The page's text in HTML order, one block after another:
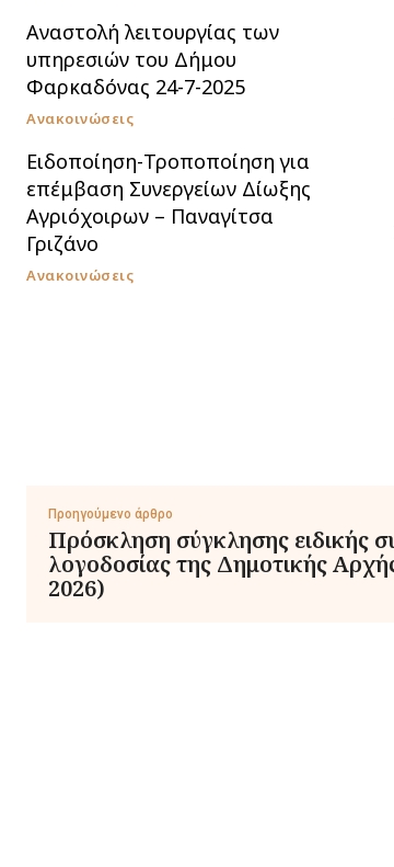
Αναστολή λειτουργίας των
υπηρεσιών του Δήμου
Φαρκαδόνας 24-7-2025
Ανακοινώσεις
Ειδοποίηση-Τροποποίηση για
επέμβαση Συνεργείων Δίωξης
Αγριόχοιρων – Παναγίτσα
Γριζάνο
Ανακοινώσεις
Προηγούμενο άρθρο
Πρόσκληση σύγκλησης ειδικής
λογοδοσίας της Δημοτικής
2026)